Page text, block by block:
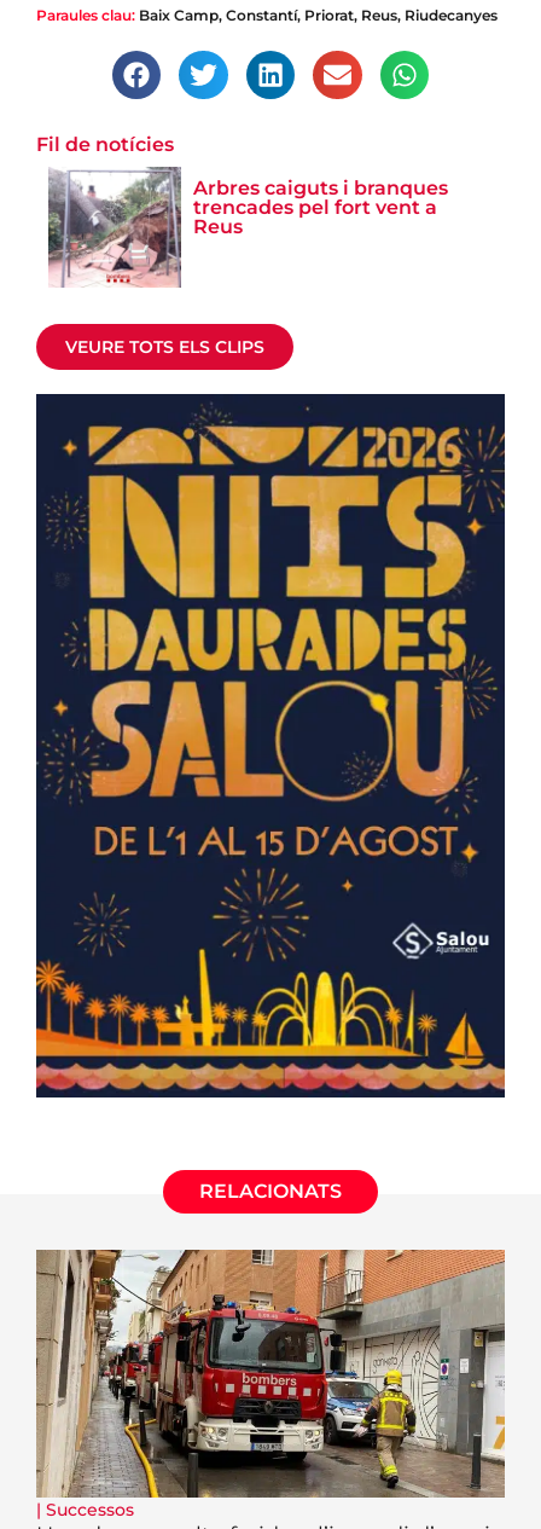
Arbres caiguts i branques trencades pel
fort vent a Reus
Els Bombers han rebut prop de 250 avisos al Camp de
Tarragona
VEURE TOTS ELS CLIPS
Paraules clau: Baix Camp, Constantí, Priorat, Reus, Riudecanyes
Fil de notícies
Arbres caiguts i branques
trencades pel fort vent a
Reus
RELACIONATS
| Successos